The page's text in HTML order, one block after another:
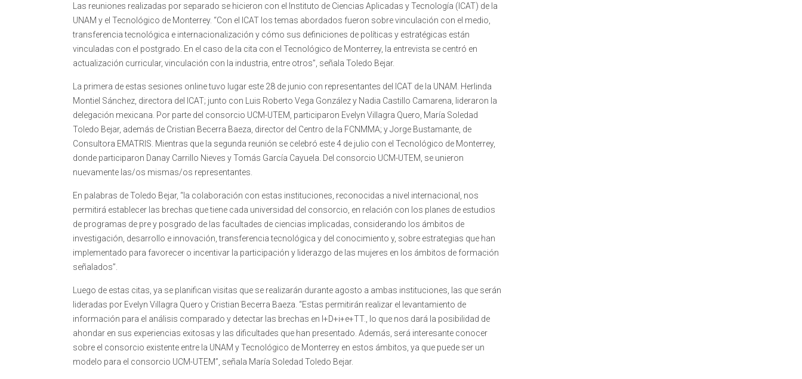
Las reuniones realizadas por separado se hicieron con el Instituto de Ciencias Aplicadas y Tecnología (ICAT) de la
UNAM y el Tecnológico de Monterrey. “Con el ICAT los temas abordados fueron sobre vinculación con el medio,
transferencia tecnológica e internacionalización y cómo sus definiciones de políticas y estratégicas están
vinculadas con el postgrado. En el caso de la cita con el Tecnológico de Monterrey, la entrevista se centró en
actualización curricular, vinculación con la industria, entre otros”, señala Toledo Bejar.
La primera de estas sesiones online tuvo lugar este 28 de junio con representantes del ICAT de la UNAM. Herlinda
Montiel Sánchez, directora del ICAT; junto con Luis Roberto Vega González y Nadia Castillo Camarena, lideraron la
delegación mexicana. Por parte del consorcio UCM-UTEM, participaron Evelyn Villagra Quero, María Soledad
Toledo Bejar, además de Cristian Becerra Baeza, director del Centro de la FCNMMA; y Jorge Bustamante, de
Consultora EMATRIS. Mientras que la segunda reunión se celebró este 4 de julio con el Tecnológico de Monterrey,
donde participaron Danay Carrillo Nieves y Tomás García Cayuela. Del consorcio UCM-UTEM, se unieron
nuevamente las/os mismas/os representantes.
En palabras de Toledo Bejar, “la colaboración con estas instituciones, reconocidas a nivel internacional, nos
permitirá establecer las brechas que tiene cada universidad del consorcio, en relación con los planes de estudios
de programas de pre y posgrado de las facultades de ciencias implicadas, considerando los ámbitos de
investigación, desarrollo e innovación, transferencia tecnológica y del conocimiento y, sobre estrategias que han
implementado para favorecer o incentivar la participación y liderazgo de las mujeres en los ámbitos de formación
señalados”.
Luego de estas citas, ya se planifican visitas que se realizarán durante agosto a ambas instituciones, las que serán
lideradas por Evelyn Villagra Quero y Cristian Becerra Baeza. “Estas permitirán realizar el levantamiento de
información para el análisis comparado y detectar las brechas en I+D+i+e+TT., lo que nos dará la posibilidad de
ahondar en sus experiencias exitosas y las dificultades que han presentado. Además, será interesante conocer
sobre el consorcio existente entre la UNAM y Tecnológico de Monterrey en estos ámbitos, ya que puede ser un
modelo para el consorcio UCM-UTEM”, señala María Soledad Toledo Bejar.